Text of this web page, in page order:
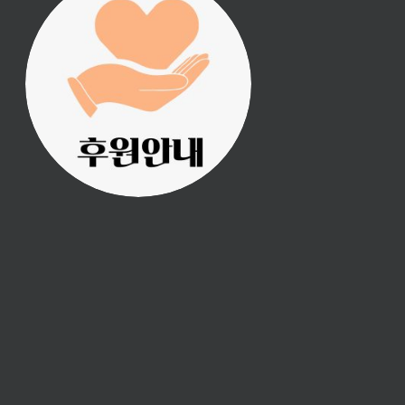
진리횃불 사역은 여러분
의 후원으로 이루어집니
다.